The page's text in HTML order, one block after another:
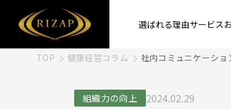
選ばれる理由サービス
TOP 健康経営コラム 社内コミュニケーシ
組織力の向上 2024.02.29